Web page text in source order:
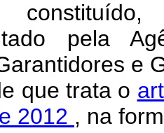
pela
e
que trata o
2012 , na